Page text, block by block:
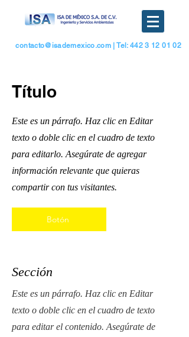
contacto@isademexico.com | Tel: 442 3 12 01 02
Título
Este es un párrafo. Haz clic en Editar
texto o doble clic en el cuadro de texto
para editarlo. Asegúrate de agregar
información relevante que quieras
compartir con tus visitantes.
Botón
Sección
Este es un párrafo. Haz clic en Editar
texto o doble clic en el cuadro de texto
para editar el contenido. Asegúrate de